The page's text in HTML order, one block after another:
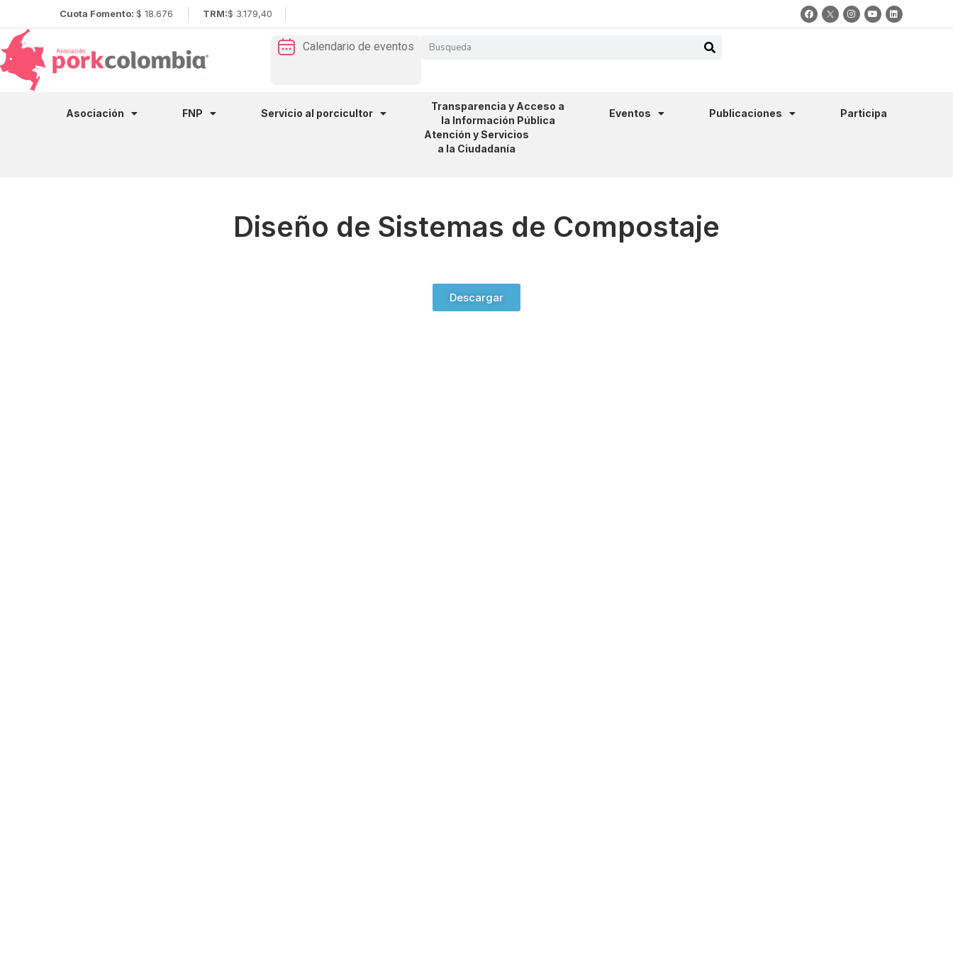
Cuota Fomento: $ 18.676 TRM:$ 3.179,40
Calendario de eventos
Asociación FNP Servicio al porcicultor
Transparencia y Acceso a
la Información Pública
Eventos Publicaciones
Participa
Atención y Servicios
a la Ciudadanía
Diseño de Sistemas de Compostaje
Descargar